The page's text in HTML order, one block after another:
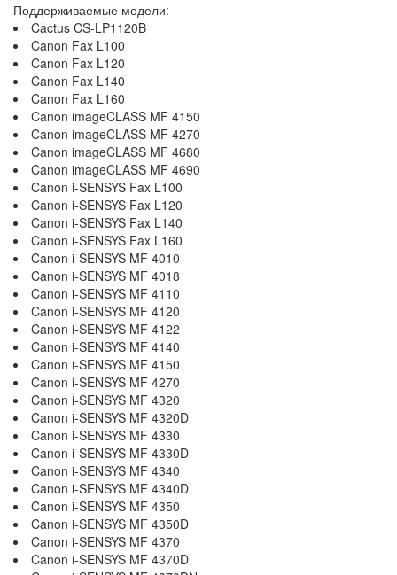
Поддерживаемые модели:
Cactus CS-LP1120B
Canon Fax L100
Canon Fax L120
Canon Fax L140
Canon Fax L160
Canon imageCLASS MF 4150
Canon imageCLASS MF 4270
Canon imageCLASS MF 4680
Canon imageCLASS MF 4690
Canon i-SENSYS Fax L100
Canon i-SENSYS Fax L120
Canon i-SENSYS Fax L140
Canon i-SENSYS Fax L160
Canon i-SENSYS MF 4010
Canon i-SENSYS MF 4018
Canon i-SENSYS MF 4110
Canon i-SENSYS MF 4120
Canon i-SENSYS MF 4122
Canon i-SENSYS MF 4140
Canon i-SENSYS MF 4150
Canon i-SENSYS MF 4270
Canon i-SENSYS MF 4320
Canon i-SENSYS MF 4320D
Canon i-SENSYS MF 4330
Canon i-SENSYS MF 4330D
Canon i-SENSYS MF 4340
Canon i-SENSYS MF 4340D
Canon i-SENSYS MF 4350
Canon i-SENSYS MF 4350D
Canon i-SENSYS MF 4370
Canon i-SENSYS MF 4370D